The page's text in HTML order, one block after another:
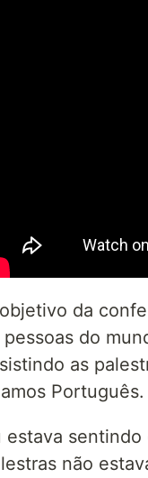
da
pessoas do
as
Português.
estava
não